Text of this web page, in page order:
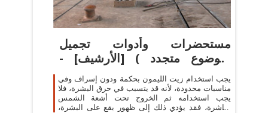
مستحضرات وأدوات تجميل
(موضوع متجدد ) [الأرشيف] -
منتديات
يجب استخدام زيت الليمون بحكمة ودون إسراف وفي
مناسبات محدودة، لأنه قد يتسبب في حرق البشرة، فلا
يجب استخدامه ثم الخروج تحت أشعة الشمس
مباشرة، فقد يؤدي ذلك إلى ظهور بقع على البشرة،